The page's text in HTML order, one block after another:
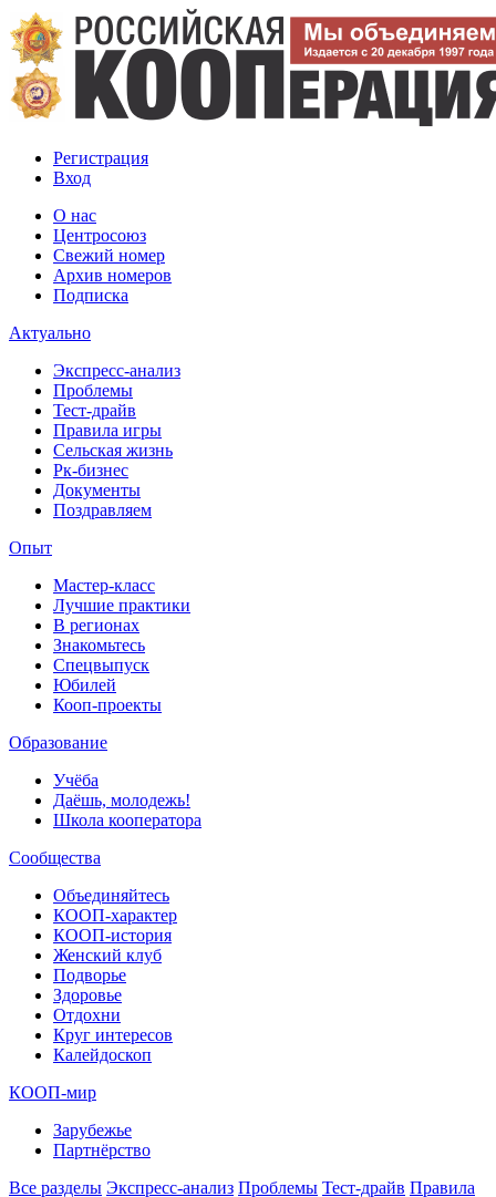
Регистрация
Вход
О нас
Центросоюз
Свежий номер
Архив номеров
Подписка
Актуально
Экспресс-анализ
Проблемы
Тест-драйв
Правила игры
Сельская жизнь
Рк-бизнес
Документы
Поздравляем
Опыт
Мастер-класс
Лучшие практики
В регионах
Знакомьтесь
Спецвыпуск
Юбилей
Кооп-проекты
Образование
Учёба
Даёшь, молодежь!
Школа кооператора
Сообщества
Объединяйтесь
КООП-характер
КООП-история
Женский клуб
Подворье
Здоровье
Отдохни
Круг интересов
Калейдоскоп
КООП-мир
Зарубежье
Партнёрство
Все разделы Экспресс-анализ Проблемы Тест-драйв Правила